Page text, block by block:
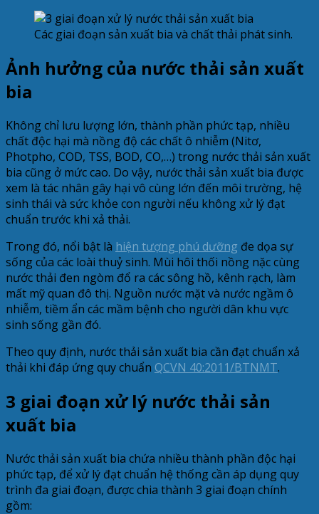
Các giai đoạn sản xuất bia và chất thải phát sinh.
Ảnh hưởng của nước thải sản xuất
bia
Không chỉ lưu lượng lớn, thành phần phức tạp, nhiều
chất độc hại mà nồng độ các chất ô nhiễm (Nitơ,
Photpho, COD, TSS, BOD, CO,…) trong nước thải sản xuất
bia cũng ở mức cao. Do vậy, nước thải sản xuất bia được
xem là tác nhân gây hại vô cùng lớn đến môi trường, hệ
sinh thái và sức khỏe con người nếu không xử lý đạt
chuẩn trước khi xả thải.
Trong đó, nổi bật là hiện tượng phú dưỡng đe dọa sự
sống của các loài thuỷ sinh. Mùi hôi thối nồng nặc cùng
nước thải đen ngòm đổ ra các sông hồ, kênh rạch, làm
mất mỹ quan đô thị. Nguồn nước mặt và nước ngầm ô
nhiễm, tiềm ẩn các mầm bệnh cho người dân khu vực
sinh sống gần đó.
Theo quy định, nước thải sản xuất bia cần đạt chuẩn xả
thải khi đáp ứng quy chuẩn QCVN 40:2011/BTNMT.
3 giai đoạn xử lý nước thải sản
xuất bia
Nước thải sản xuất bia chứa nhiều thành phần độc hại
phức tạp, để xử lý đạt chuẩn hệ thống cần áp dụng quy
trình đa giai đoạn, được chia thành 3 giai đoạn chính
gồm: